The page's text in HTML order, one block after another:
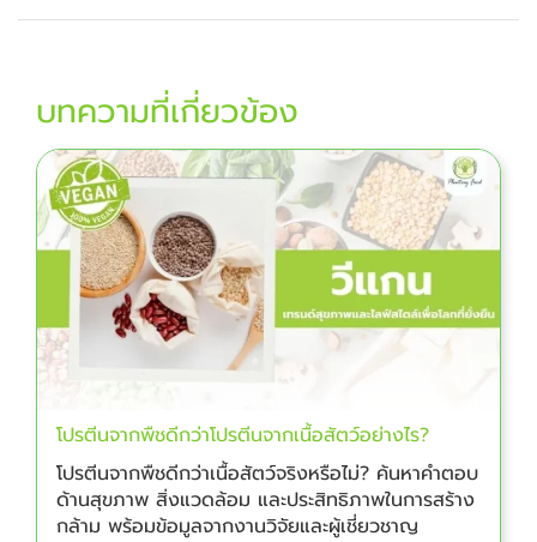
บทความที่เกี่ยวข้อง
โปรตีนจากพืชดีกว่าโปรตีนจากเนื้อสัตว์อย่างไร?
โปรตีนจากพืชดีกว่าเนื้อสัตว์จริงหรือไม่? ค้นหาคำตอบ
ด้านสุขภาพ สิ่งแวดล้อม และประสิทธิภาพในการสร้าง
กล้าม พร้อมข้อมูลจากงานวิจัยและผู้เชี่ยวชาญ